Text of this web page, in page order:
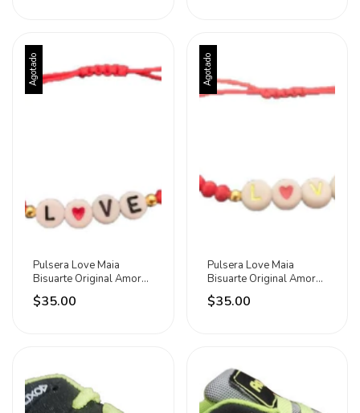
Agotado
Pulsera Love Maia
Bisuarte Original Amor
Hilo Con Cristal 6 Cm
$35.00
Agotado
Pulsera Love Maia
Bisuarte Original Amor
Hilo Con Cristal 6 Cm
$35.00